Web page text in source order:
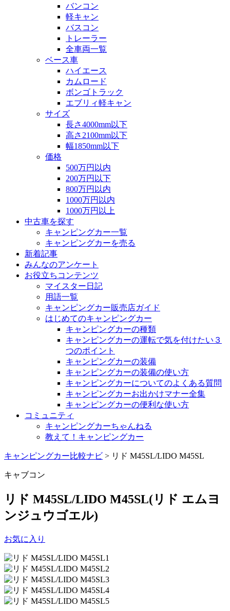
バンコン
軽キャン
バスコン
トレーラー
全車両一覧
ベース車
ハイエース
カムロード
ボンゴトラック
エブリィ軽キャン
サイズ
長さ4000mm以下
高さ2100mm以下
幅1850mm以下
価格
500万円以内
200万円以下
800万円以内
1000万円以内
1000万円以上
中古車を探す
キャンピングカー一覧
キャンピングカーを売る
新着記事
みんなのアンケート
お役立ちコンテンツ
マイスター日記
用語一覧
キャンピングカー販売店ガイド
はじめてのキャンピングカー
キャンピングカーの種類
キャンピングカーの運転で気を付けたい３
つのポイント
キャンピングカーの装備
キャンピングカーの装備の使い方
キャンピングカーについてのよくある質問
キャンピングカーお出かけマナー全集
キャンピングカーの便利な使い方
コミュニティ
キャンピングカーちゃんねる
教えて！キャンピングカー
キャンピングカー比較ナビ > リド M45SL/LIDO M45SL
キャブコン
リド M45SL/LIDO M45SL(リド エムヨ
ンジュウゴエル)
お気に入り